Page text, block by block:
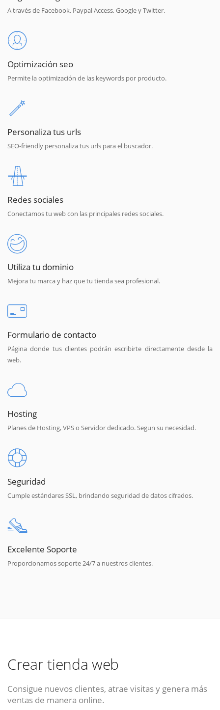
A través de Facebook, Paypal Access, Google y Twitter.
Optimización seo
Permite la optimización de las keywords por producto.
Personaliza tus urls
SEO-friendly personaliza tus urls para el buscador.
Redes sociales
Conectamos tu web con las principales redes sociales.
Utiliza tu dominio
Mejora tu marca y haz que tu tienda sea profesional.
Formulario de contacto
Página donde tus clientes podrán escribirte directamente desde la
web.
Hosting
Planes de Hosting, VPS o Servidor dedicado. Segun su necesidad.
Seguridad
Cumple estándares SSL, brindando seguridad de datos cifrados.
Excelente Soporte
Proporcionamos soporte 24/7 a nuestros clientes.
Crear tienda web
Consigue nuevos clientes, atrae visitas y genera más
ventas de manera online.